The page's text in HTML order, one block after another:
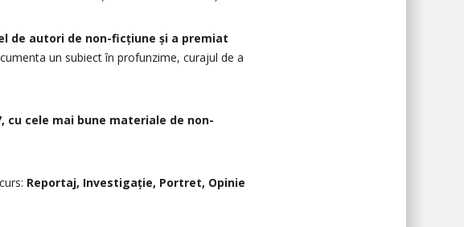
de autori de non-ficțiune și a premiat
un subiect în profunzime, curajul de a
cu cele mai bune materiale de non-
Reportaj, Investigație, Portret, Opinie